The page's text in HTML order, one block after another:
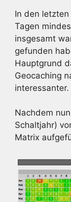
In den
Tagen
insgesamt
gefunden
Hauptgrund
Geocaching
interessanter.
Nachdem
Schaltjahr)
Matrix